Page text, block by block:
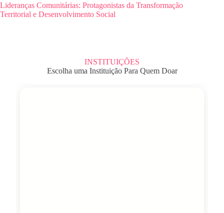
Lideranças Comunitárias: Protagonistas da Transformação
Territorial e Desenvolvimento Social
INSTITUIÇÕES
Escolha uma Instituição Para Quem Doar